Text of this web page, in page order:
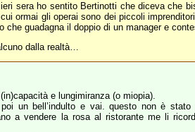
sera ho sentito Bertinotti che diceva che
ormai gli operai sono dei piccoli
guadagna il doppio di un manager e
dalla realtà…
e lungimiranza (o miopia).
un bell’indulto e vai. questo non è
a vendere la rosa al ristorante me li